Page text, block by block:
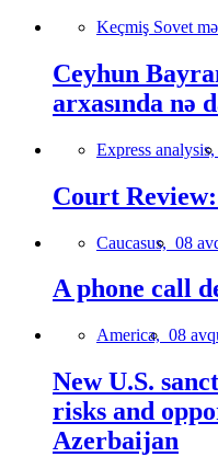
Keçmiş Sovet
Ceyhun
arxasında nə
Express analysis,
Court
Caucasus, 08
A phone call
America, 08
New U.S.
risks and
Azerbaijan